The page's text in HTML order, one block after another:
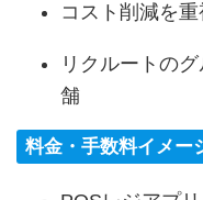
コスト削減を
リクルートの
舗
料金・手数料イメー